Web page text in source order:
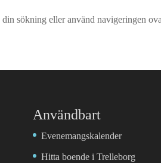
sökning eller använd navigeringen
Användbart
Evenemangskalender
Hitta boende i Trelleborg